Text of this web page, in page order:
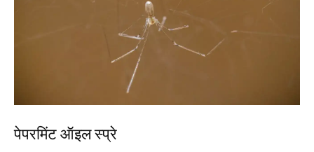
पेपरमिंट ऑइल स्प्रे